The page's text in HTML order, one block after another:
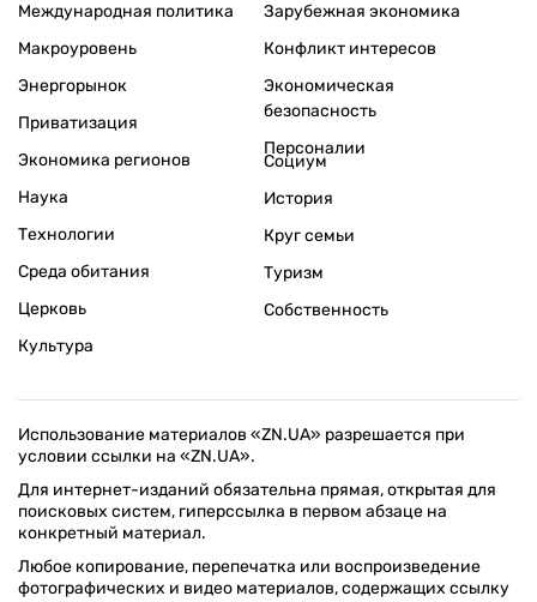
Международная политика
Макроуровень
Энергорынок
Приватизация
Экономика регионов
Зарубежная экономика
Конфликт интересов
Экономическая
безопасность
Персоналии
Наука
Технологии
Среда обитания
Церковь
Культура
Социум
История
Круг семьи
Туризм
Собственность
Использование материалов «ZN.UA» разрешается при
условии ссылки на «ZN.UA».
Для интернет-изданий обязательна прямая, открытая для
поисковых систем, гиперссылка в первом абзаце на
конкретный материал.
Любое копирование, перепечатка или воспроизведение
фотографических и видео материалов, содержащих ссылку